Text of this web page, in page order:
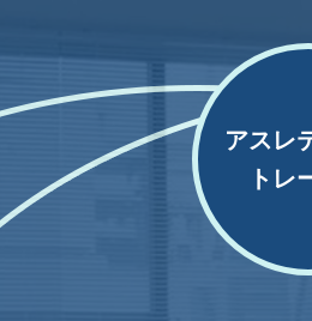
アスレ
トレ